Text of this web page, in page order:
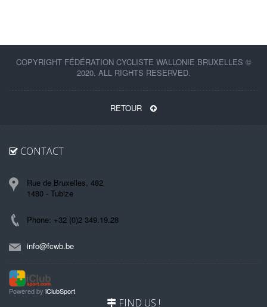
COPYRIGHT FÉDÉRATION CYCLISTE WALLONIE BRUXELLES ©
2020. ALL RIGHTS RESERVED.
RETOUR
CONTACT
Rue de Bruxelles, 482
1480 - Tubize
Phone: +32 (0)2 349.19.28
info@fcwb.be
Powered by iClubSport
FIND US !